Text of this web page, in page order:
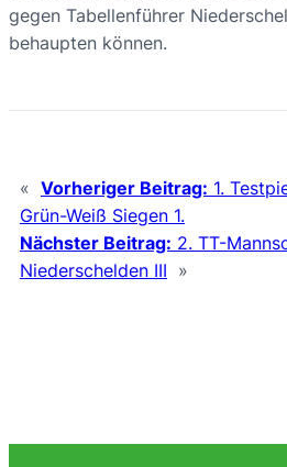
gegen Tabellenführer
behaupten können.
« Vorheriger Beitrag: 1.
Grün-Weiß Siegen 1.
Nächster Beitrag: 2. TT-
Niederschelden III »